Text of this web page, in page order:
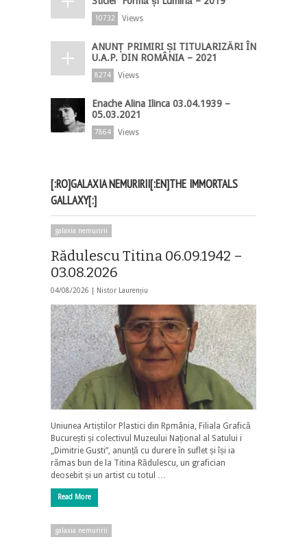
10732 Views
ANUNȚ PRIMIRI ȘI TITULARIZĂRI ÎN
U.A.P. DIN ROMÂNIA – 2021
8274 Views
Enache Alina Ilinca 03.04.1939 –
05.03.2021
7864 Views
[:RO]GALAXIA NEMURIRII[:EN]THE IMMORTALS
GALLAXY[:]
galaxia nemuririi
Rădulescu Titina 06.09.1942 –
03.08.2026
04/08/2026 | Nistor Laurențiu
Uniunea Artiștilor Plastici din Rpmânia, Filiala Grafică
București și colectivul Muzeului Național al Satului i
„Dimitrie Gusti”, anunță cu durere în suflet și își ia
rămas bun de la Titina Rădulescu, un grafician
deosebit și un artist cu totul …
Read More
galaxia nemuririi